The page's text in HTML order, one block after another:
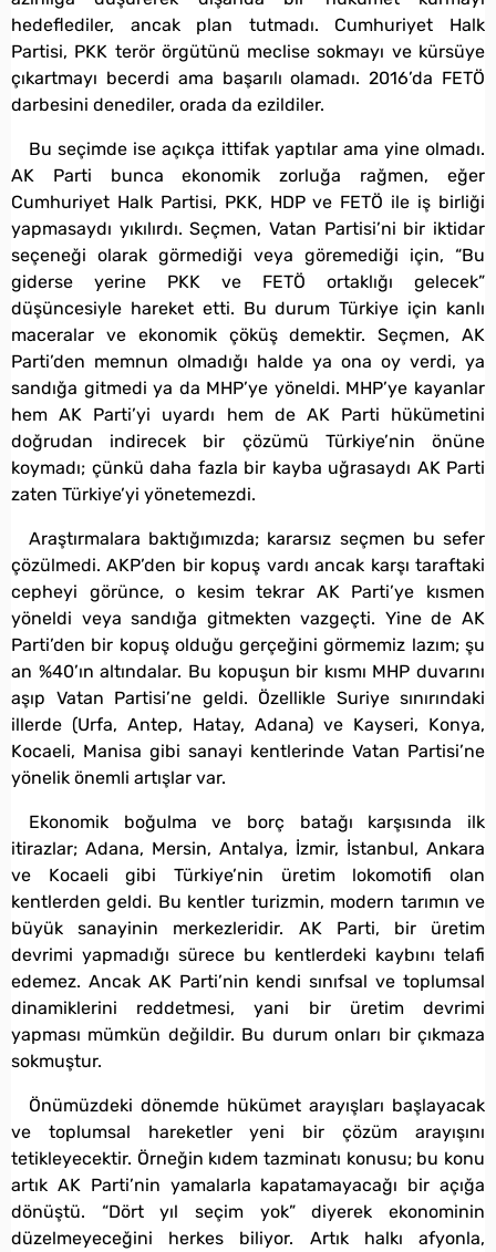
hedeflediler, ancak plan tutmadı. Cumhuriyet Halk
Partisi, PKK terör örgütünü meclise sokmayı ve kürsüye
çıkartmayı becerdi ama başarılı olamadı. 2016’da FETÖ
darbesini denediler, orada da ezildiler.
Bu seçimde ise açıkça ittifak yaptılar ama yine olmadı.
AK Parti bunca ekonomik zorluğa rağmen, eğer
Cumhuriyet Halk Partisi, PKK, HDP ve FETÖ ile iş birliği
yapmasaydı yıkılırdı. Seçmen, Vatan Partisi’ni bir iktidar
seçeneği olarak görmediği veya göremediği için, “Bu
giderse yerine PKK ve FETÖ ortaklığı gelecek”
düşüncesiyle hareket etti. Bu durum Türkiye için kanlı
maceralar ve ekonomik çöküş demektir. Seçmen, AK
Parti’den memnun olmadığı halde ya ona oy verdi, ya
sandığa gitmedi ya da MHP’ye yöneldi. MHP’ye kayanlar
hem AK Parti’yi uyardı hem de AK Parti hükümetini
doğrudan indirecek bir çözümü Türkiye’nin önüne
koymadı; çünkü daha fazla bir kayba uğrasaydı AK Parti
zaten Türkiye’yi yönetemezdi.
Araştırmalara baktığımızda; kararsız seçmen bu sefer
çözülmedi. AKP’den bir kopuş vardı ancak karşı taraftaki
cepheyi görünce, o kesim tekrar AK Parti’ye kısmen
yöneldi veya sandığa gitmekten vazgeçti. Yine de AK
Parti’den bir kopuş olduğu gerçeğini görmemiz lazım; şu
an %40’ın altındalar. Bu kopuşun bir kısmı MHP duvarını
aşıp Vatan Partisi’ne geldi. Özellikle Suriye sınırındaki
illerde (Urfa, Antep, Hatay, Adana) ve Kayseri, Konya,
Kocaeli, Manisa gibi sanayi kentlerinde Vatan Partisi’ne
yönelik önemli artışlar var.
Ekonomik boğulma ve borç batağı karşısında ilk
itirazlar; Adana, Mersin, Antalya, İzmir, İstanbul, Ankara
ve Kocaeli gibi Türkiye’nin üretim lokomotifi olan
kentlerden geldi. Bu kentler turizmin, modern tarımın ve
büyük sanayinin merkezleridir. AK Parti, bir üretim
devrimi yapmadığı sürece bu kentlerdeki kaybını telafi
edemez. Ancak AK Parti’nin kendi sınıfsal ve toplumsal
dinamiklerini reddetmesi, yani bir üretim devrimi
yapması mümkün değildir. Bu durum onları bir çıkmaza
sokmuştur.
Önümüzdeki dönemde hükümet arayışları başlayacak
ve toplumsal hareketler yeni bir çözüm arayışını
tetikleyecektir. Örneğin kıdem tazminatı konusu; bu konu
artık AK Parti’nin yamalarla kapatamayacağı bir açığa
dönüştü. “Dört yıl seçim yok” diyerek ekonominin
düzelmeyeceğini herkes biliyor. Artık halkı afyonla,